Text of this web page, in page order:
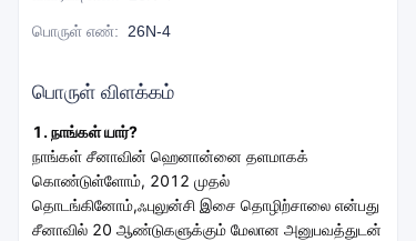
பொருள் எண்: 26N-4
பொருள் விளக்கம்
1. நாங்கள் யார்?
நாங்கள் சீனாவின் ஹெனான்னை தளமாகக்
கொண்டுள்ளோம், 2012 முதல்
தொடங்கினோம்,ஃபுலுன்சி இசை தொழிற்சாலை என்பது
சீனாவில் 20 ஆண்டுகளுக்கும் மேலான அனுபவத்துடன்